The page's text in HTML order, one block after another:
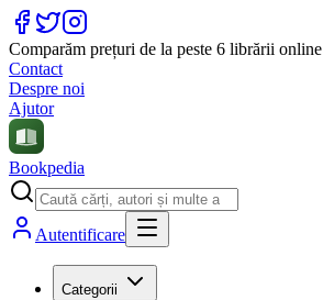
Comparăm prețuri de la peste 6 librării online
Contact
Despre noi
Ajutor
Bookpedia
Autentificare
Categorii